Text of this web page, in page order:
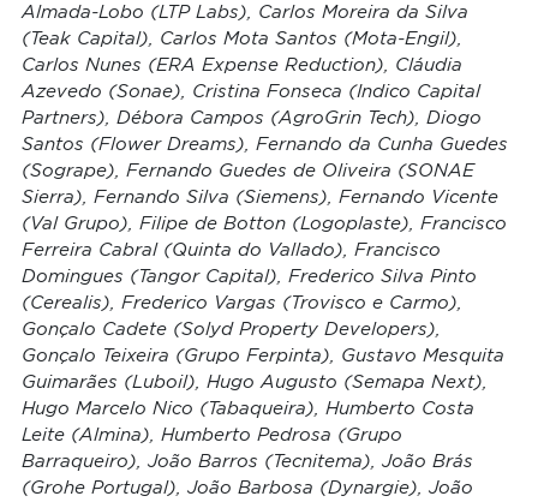
Almada-Lobo (LTP Labs), Carlos Moreira da Silva
(Teak Capital), Carlos Mota Santos (Mota-Engil),
Carlos Nunes (ERA Expense Reduction), Cláudia
Azevedo (Sonae), Cristina Fonseca (Indico Capital
Partners), Débora Campos (AgroGrin Tech), Diogo
Santos (Flower Dreams), Fernando da Cunha Guedes
(Sogrape), Fernando Guedes de Oliveira (SONAE
Sierra), Fernando Silva (Siemens), Fernando Vicente
(Val Grupo), Filipe de Botton (Logoplaste), Francisco
Ferreira Cabral (Quinta do Vallado), Francisco
Domingues (Tangor Capital), Frederico Silva Pinto
(Cerealis), Frederico Vargas (Trovisco e Carmo),
Gonçalo Cadete (Solyd Property Developers),
Gonçalo Teixeira (Grupo Ferpinta), Gustavo Mesquita
Guimarães (Luboil), Hugo Augusto (Semapa Next),
Hugo Marcelo Nico (Tabaqueira), Humberto Costa
Leite (Almina), Humberto Pedrosa (Grupo
Barraqueiro), João Barros (Tecnitema), João Brás
(Grohe Portugal), João Barbosa (Dynargie), João